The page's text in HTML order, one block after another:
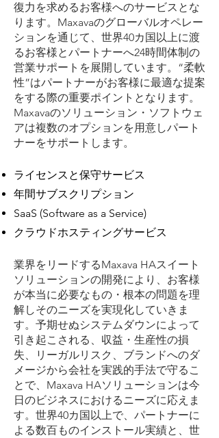
復力を求めるお客様へのサービスとな
ります。Maxavaのグローバルオペレー
ションを通じて、世界40カ国以上に渡
るお客様とパートナーへ24時間体制の
営業サポートを展開しています。“柔軟
性”はパートナーがお客様に最適な提案
をする際の重要ポイントとなります。
Maxavaのソリューション・ソフトウェ
アは複数のオプションを用意しパート
ナーをサポートします。
ライセンスと保守サービス
年間サブスクリプション
SaaS (Software as a Service)
クラウドホスティングサービス
業界をリードするMaxava HAスイート
ソリューションの開発により、お客様
が本当に必要なもの・根本の問題を理
解しそのニーズを実現化していきま
す。予期せぬシステムダウンによって
引き起こされる、収益・生産性の損
失、リーガルリスク、ブランドへのダ
メージから会社を実践的手法で守るこ
とで、Maxava HAソリューションは今
日のビジネスにおけるニーズに応えま
す。 世界40カ国以上で、パートナーに
よる数百ものインストール実績と、世